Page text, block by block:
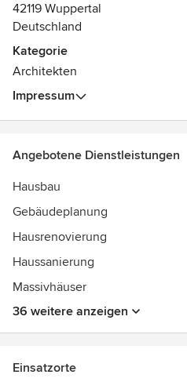
Zeit ist ein Netzwerk von
Handwerkern, entstanden, von
Bauherr profitieren.
Sicherheit und Zuverlässigkeit
bei allen Projekten
42119 Wuppertal
Deutschland
Kategorie
Architekten
Impressum
Angebotene Dienstleistungen
Hausbau
Gebäudeplanung
Hausrenovierung
Haussanierung
Massivhäuser
36 weitere anzeigen
Einsatzorte